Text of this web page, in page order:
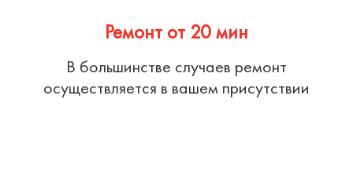
Ремонт от 20 мин
В большинстве случаев ремонт
осуществляется в вашем присутствии